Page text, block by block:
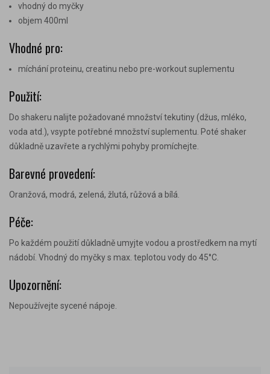
vhodný do myčky
objem 400ml
Vhodné pro:
míchání proteinu, creatinu nebo pre-workout suplementu
Použití:
Do shakeru nalijte požadované množství tekutiny (džus, mléko,
voda atd.), vsypte potřebné množství suplementu. Poté shaker
důkladně uzavřete a rychlými pohyby promíchejte.
Barevné provedení:
Oranžová, modrá, zelená, žlutá, růžová a bílá.
Péče:
Po každém použití důkladně umyjte vodou a prostředkem na mytí
nádobí. Vhodný do myčky s max. teplotou vody do 45°C
Upozornění:
Nepoužívejte sycené nápoje